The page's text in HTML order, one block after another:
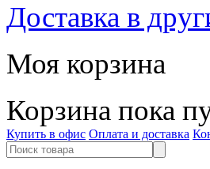
Доставка в
Моя корзина
Корзина пока
Купить в офис Оплата и доставка